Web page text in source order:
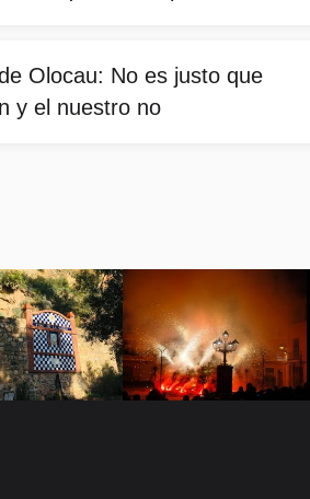
Olocau: No es justo que
y el nuestro no